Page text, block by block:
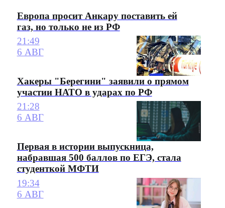
Европа просит Анкару поставить ей
газ, но только не из РФ
21:49
6 АВГ
Хакеры "Берегини" заявили о прямом
участии НАТО в ударах по РФ
21:28
6 АВГ
Первая в истории выпускница,
набравшая 500 баллов по ЕГЭ, стала
студенткой МФТИ
19:34
6 АВГ